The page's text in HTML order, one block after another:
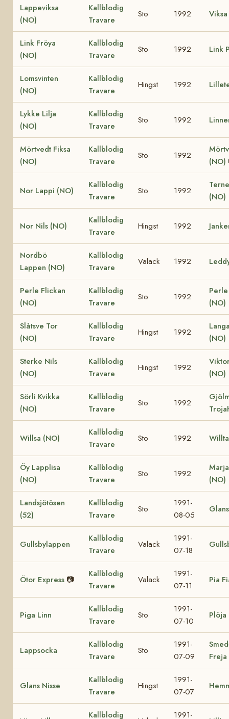
Lappeviksa
(NO)
Kallblodig
Travare
Sto 1992
Link Fröya
(NO)
Kallblodig
Travare
Sto 1992 Link
Lomsvinten
(NO)
Kallblodig
Travare
Hingst 1992
Lykke Lilja
(NO)
Kallblodig
Travare
Sto 1992
Mörtvedt Fiksa
(NO)
Kallblodig
Travare
Sto 1992
(NO)
Nor Lappi (NO)
Kallblodig
Travare
Sto 1992
(NO)
Nor Nils (NO)
Kallblodig
Travare
Hingst 1992
Nordbö
Lappen (NO)
Kallblodig
Travare
Valack 1992
Perle Flickan
(NO)
Kallblodig
Travare
Sto 1992
(NO)
Slåtsve Tor
(NO)
Kallblodig
Travare
Hingst 1992
(NO)
Sterke Nils
(NO)
Kallblodig
Travare
Hingst 1992
(NO)
Sörli Kvikka
(NO)
Kallblodig
Travare
Sto 1992
Willsa (NO)
Kallblodig
Travare
Sto 1992
Öy Lapplisa
(NO)
Kallblodig
Travare
Sto 1992
(NO)
Landsjötösen
(52)
Kallblodig
Travare
Sto
1991-
08-05
Gullsbylappen
Kallblodig
Travare
Valack
1991-
07-18
Ötor Express 📷
Kallblodig
Travare
Valack
1991-
07-11
Pia
Piga Linn
Kallblodig
Travare
Sto
1991-
07-10
Plöja
Lappsocka
Kallblodig
Travare
Sto
1991-
07-09
Freja
Glans Nisse
Kallblodig
Travare
Hingst
1991-
07-07
Kallblodig 1991-